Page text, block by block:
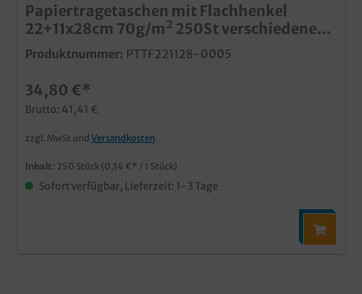
Papiertragetaschen mit Flachhenkel
22+11x28cm 70g/m² 250St verschiedene
Farben zur Auswahl
Produktnummer: PTTF221128-0005
34,80 €*
Brutto: 41,41 €
zzgl. MwSt und Versandkosten
Inhalt: 250 Stück (0,14 €* / 1 Stück)
Sofort verfügbar, Lieferzeit: 1-3 Tage